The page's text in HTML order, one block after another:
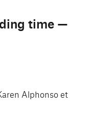
time —
Alphonso et